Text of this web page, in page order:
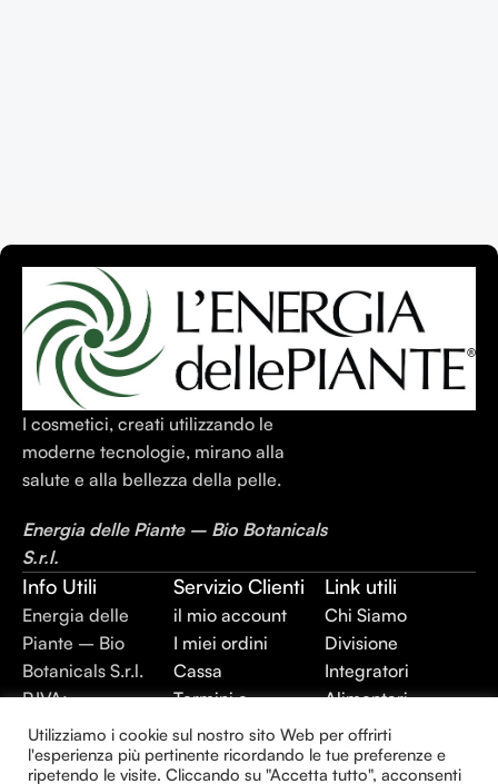
I cosmetici, creati utilizzando le
moderne tecnologie, mirano alla
salute e alla bellezza della pelle.
Energia delle Piante – Bio Botanicals
S.r.l.
Info Utili
Energia delle
Piante – Bio
Botanicals S.r.l.
P.IVA:
02403420744
REA: BR –
Servizio Clienti
il mio account
I miei ordini
Cassa
Termini e
Condizioni
Privacy Policy
Link utili
Chi Siamo
Divisione
Integratori
Alimentari
Divisione Plant
Extraction
Utilizziamo i cookie sul nostro sito Web per offrirti
l'esperienza più pertinente ricordando le tue preferenze e
ripetendo le visite. Cliccando su "Accetta tutto", acconsenti